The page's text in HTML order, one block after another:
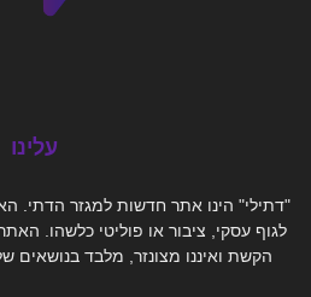
עלינו
"דתילי" הינו אתר חדשות למגזר הדתי.
לגוף עסקי, ציבור או פוליטי כלשהו.
הקשת ואיננו מצונזר, מלבד בנושאים